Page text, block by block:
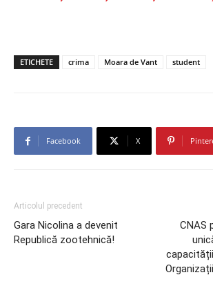
ETICHETE crima Moara de Vant student
Facebook X
Articolul precedent
Gara Nicolina a devenit
Republică zootehnică!
CNAS